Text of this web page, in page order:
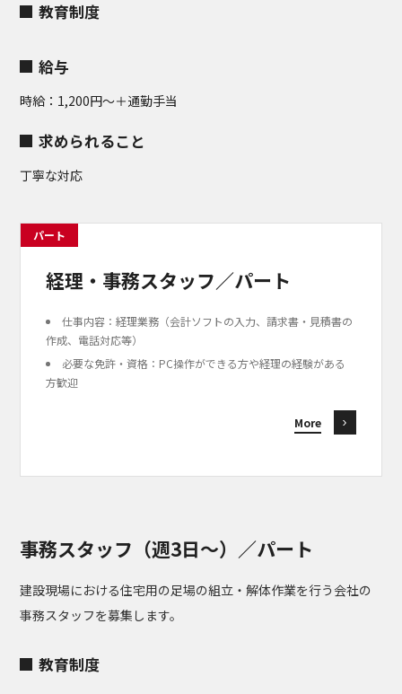
教育制度
給与
時給：1,200円〜＋通勤手当
求められること
丁寧な対応
パート
経理・事務スタッフ／パート
仕事内容：経理業務（会計ソフトの入力、請求書・見積書の
作成、電話対応等）
必要な免許・資格：PC操作ができる方や経理の経験がある
方歓迎
More
事務スタッフ（週3日〜）／パート
建設現場における住宅用の足場の組立・解体作業を行う会社の
事務スタッフを募集します。
教育制度